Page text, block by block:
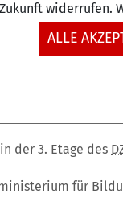
(DZA)
2
der 3. Etage des
für
Zukunft widerrufen.
ALLE